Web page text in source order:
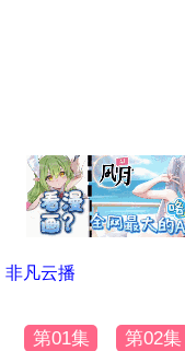
非凡云播
第01集 第02集